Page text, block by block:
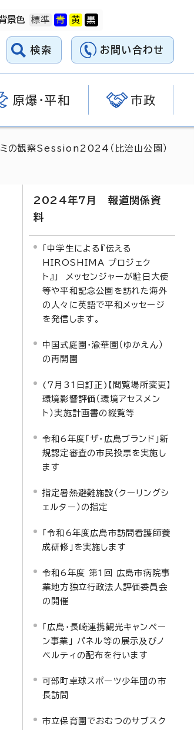
景色
検索 お問い合わせ
原爆・平和 市政
の観察Session2024（比治山公園）
2024年7月 報道関係資
料
「中学生による『伝える
HIROSHIMA プロジェク
ト』」 メッセンジャーが駐日大使
等や平和記念公園を訪れた海外
の人々に英語で平和メッセージ
を発信します。
中国式庭園・渝華園（ゆかえん）
の再開園
(7月31日訂正)【閲覧場所変更】
環境影響評価（環境アセスメン
ト）実施計画書の縦覧等
令和6年度「ザ・広島ブランド」新
規認定審査の市民投票を実施し
ます
指定暑熱避難施設（クーリングシ
ェルター）の指定
「令和6年度広島市訪問看護師養
成研修」を実施します
令和6年度 第1回 広島市病院事
業地方独立行政法人評価委員会
の開催
「広島・長崎連携観光キャンペー
ン事業」 パネル等の展示及びノ
ベルティの配布を行います
可部町卓球スポーツ少年団の市
長訪問
市立保育園でおむつのサブスク